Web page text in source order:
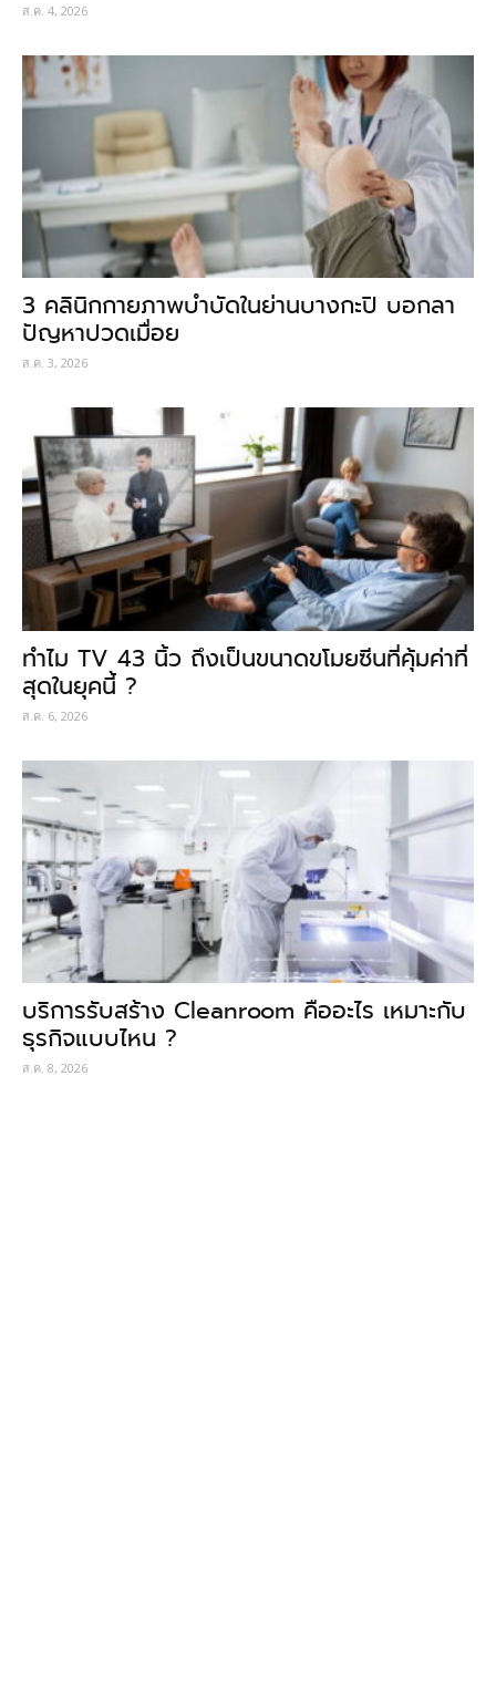
ส.ค. 4, 2026
3 คลินิกกายภาพบำบัดในย่านบางกะปิ บอกลา
ปัญหาปวดเมื่อย
ส.ค. 3, 2026
ทำไม TV 43 นิ้ว ถึงเป็นขนาดขโมยซีนที่คุ้มค่าที่
สุดในยุคนี้ ?
ส.ค. 6, 2026
บริการรับสร้าง Cleanroom คืออะไร เหมาะกับ
ธุรกิจแบบไหน ?
ส.ค. 8, 2026